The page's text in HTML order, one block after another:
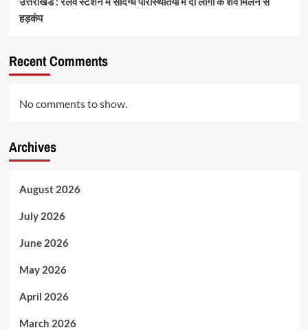
हड़कंप
Recent Comments
No comments to show.
Archives
August 2026
July 2026
June 2026
May 2026
April 2026
March 2026